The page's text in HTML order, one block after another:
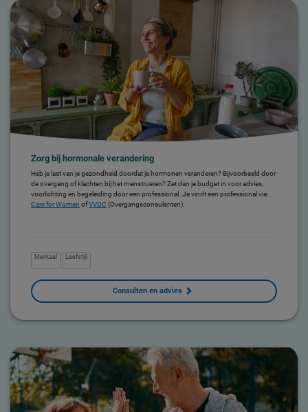
Zorg bij hormonale verandering
Heb je last van je gezondheid doordat je hormonen veranderen? Bijvoorbeeld door
de overgang of klachten bij het menstrueren? Zet dan je budget in voor advies,
voorlichting en begeleiding door een professional. Je vindt een professional via:
Care for Women ofVVOC (Overgangsconsulenten).
Mentaal Leefstijl
Consulten en advies